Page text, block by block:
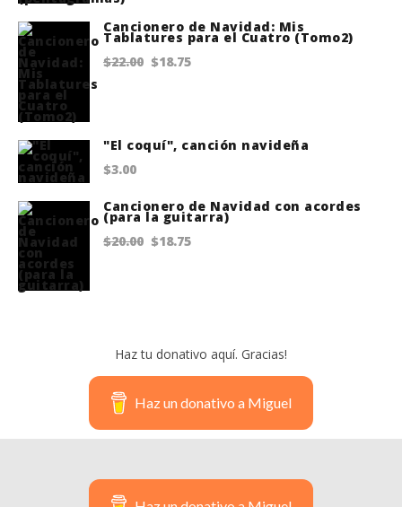
was:
$10.00.
is:
$8.00.
Cancionero de Navidad: Mis
Tablatures para el Cuatro (Tomo2)
$22.00 Original
$22.00.
$18.75
$18.75.
"El coquí", canción navideña
$3.00
Cancionero de Navidad con acordes
(para la guitarra)
$20.00 Original
$18.75
Haz tu donativo aquí. Gracias!
Haz un donativo a Miguel